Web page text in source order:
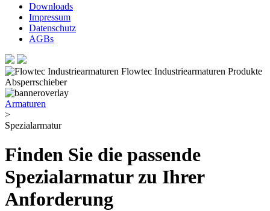
Downloads
Impressum
Datenschutz
AGBs
Armaturen
>
Spezialarmatur
Finden Sie die passende
Spezialarmatur zu Ihrer
Anforderung